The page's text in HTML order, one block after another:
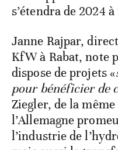
s’étendra de 2024
Janne Rajpar,
KfW à Rabat, note
dispose de projets «
pour bénéficier de
Ziegler, de la
l’Allemagne
l’industrie de